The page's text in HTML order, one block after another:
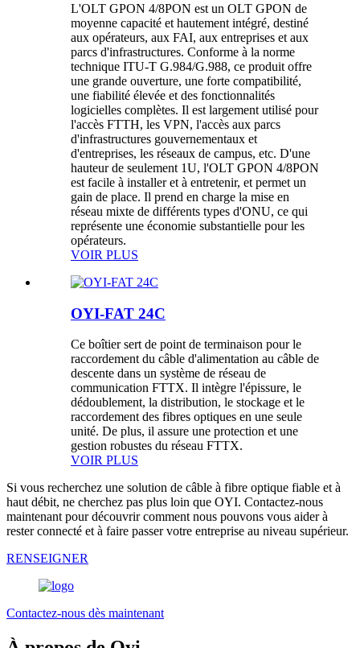
L'OLT GPON 4/8PON est un OLT GPON de
moyenne capacité et hautement intégré, destiné
aux opérateurs, aux FAI, aux entreprises et aux
parcs d'infrastructures. Conforme à la norme
technique ITU-T G.984/G.988, ce produit offre
une grande ouverture, une forte compatibilité,
une fiabilité élevée et des fonctionnalités
logicielles complètes. Il est largement utilisé pour
l'accès FTTH, les VPN, l'accès aux parcs
d'infrastructures gouvernementaux et
d'entreprises, les réseaux de campus, etc. D'une
hauteur de seulement 1U, l'OLT GPON 4/8PON
est facile à installer et à entretenir, et permet un
gain de place. Il prend en charge la mise en
réseau mixte de différents types d'ONU, ce qui
représente une économie substantielle pour les
opérateurs.
VOIR PLUS
OYI-FAT 24C
Ce boîtier sert de point de terminaison pour le
raccordement du câble d'alimentation au câble de
descente dans un système de réseau de
communication FTTX. Il intègre l'épissure, le
dédoublement, la distribution, le stockage et le
raccordement des fibres optiques en une seule
unité. De plus, il assure une protection et une
gestion robustes du réseau FTTX.
VOIR PLUS
Si vous recherchez une solution de câble à fibre optique fiable et à
haut débit, ne cherchez pas plus loin que OYI. Contactez-nous
maintenant pour découvrir comment nous pouvons vous aider à
rester connecté et à faire passer votre entreprise au niveau supérieur.
RENSEIGNER
Contactez-nous dès maintenant